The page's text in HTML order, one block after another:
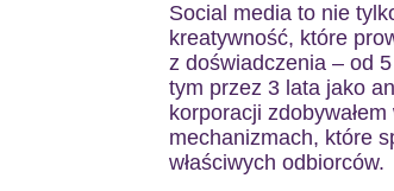
Social media to nie
kreatywność, które
z doświadczenia – od
tym przez 3 lata jako
korporacji
mechanizmach, które
właściwych odbiorców.